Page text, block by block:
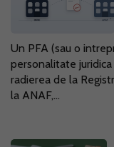
Un PFA (sau o
personalitate
radierea de la
la ANAF,...